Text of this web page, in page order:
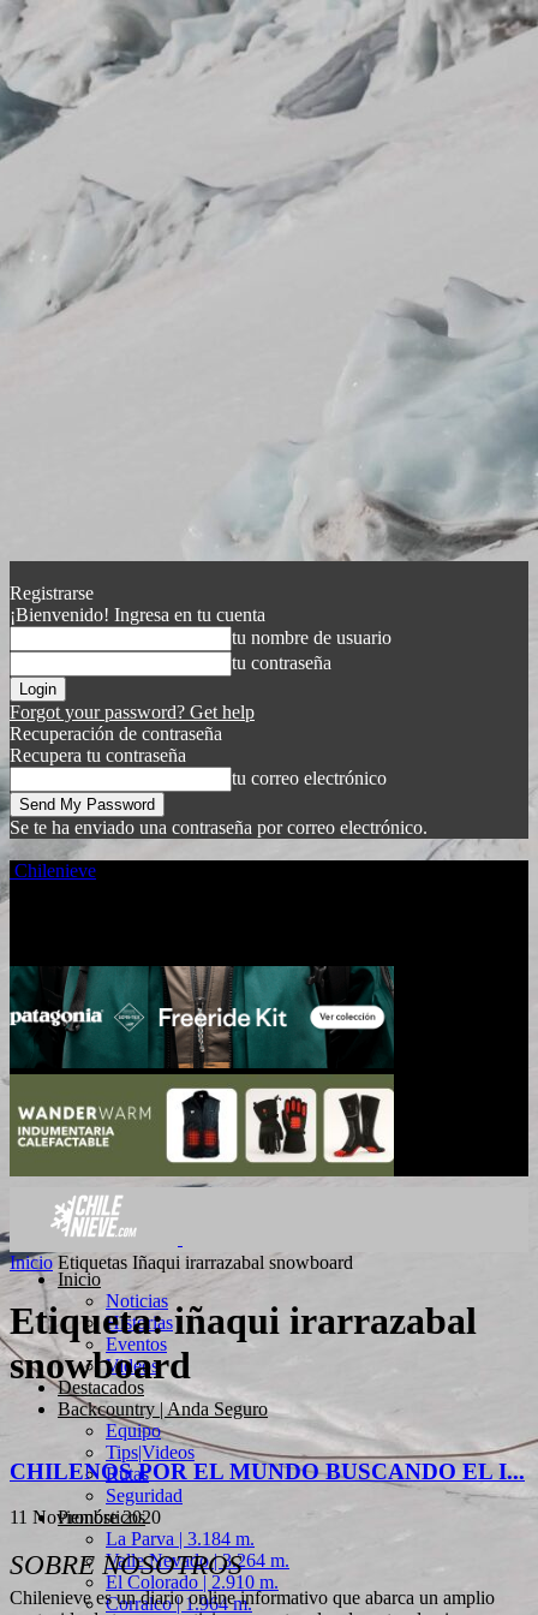
Registrarse
¡Bienvenido! Ingresa en tu cuenta
tu nombre de usuario
tu contraseña
Forgot your password? Get help
Recuperación de contraseña
Recupera tu contraseña
tu correo electrónico
Se te ha enviado una contraseña por correo electrónico.
Chilenieve
Inicio
Noticias
Historias
Eventos
Videos
Destacados
Backcountry | Anda Seguro
Equipo
Tips|Videos
Rutas
Seguridad
Pronósticos
La Parva | 3.184 m.
Valle Nevado | 3.264 m.
El Colorado | 2.910 m.
Corralco | 1.964 m.
Inicio Etiquetas Iñaqui irarrazabal snowboard
Etiqueta: iñaqui irarrazabal
snowboard
CHILENOS POR EL MUNDO BUSCANDO EL I...
11 Noviembre 2020
SOBRE NOSOTROS
Chilenieve es un diario online informativo que abarca un amplio